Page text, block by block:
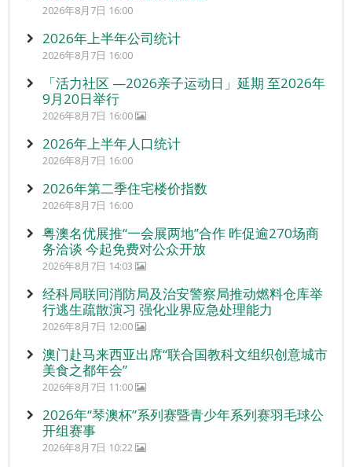
2026年8月7日 16:00
2026年上半年公司统计
2026年8月7日 16:00
「活力社区 —2026亲子运动日」延期 至2026年
9月20日举行
2026年8月7日 16:00
2026年上半年人口统计
2026年8月7日 16:00
2026年第二季住宅楼价指数
2026年8月7日 16:00
粤澳名优展推“一会展两地”合作 昨促逾270场商
务洽谈 今起免费对公众开放
2026年8月7日 14:03
经科局联同消防局及治安警察局推动燃料仓库举
行逃生疏散演习 强化业界应急处理能力
2026年8月7日 12:00
澳门赴马来西亚出席“联合国教科文组织创意城市
美食之都年会”
2026年8月7日 11:00
2026年“琴澳杯”系列赛暨青少年系列赛羽毛球公
开组赛事
2026年8月7日 10:22